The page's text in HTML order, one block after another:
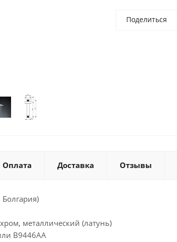
Поделиться
Оплата Доставка Отзывы
металлический (латунь)
B9446AA